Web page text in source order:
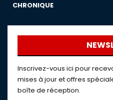
CHRONIQUE
Inscrivez-vous ici pour
mises à jour et offres
boîte de réception.